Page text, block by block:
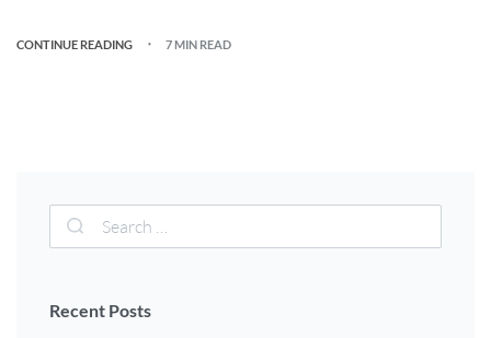
CONTINUE READING 7 MIN READ
Recent Posts